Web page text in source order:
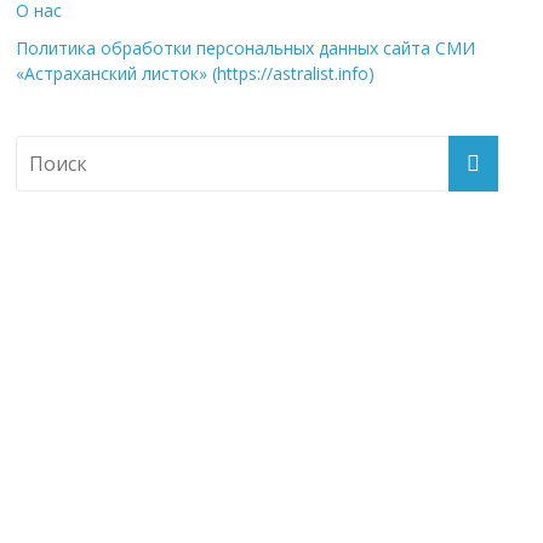
О нас
Политика обработки персональных данных сайта СМИ
«Астраханский листок» (https://astralist.info)